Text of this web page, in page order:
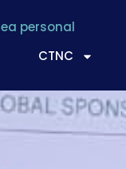
personal
CTNC